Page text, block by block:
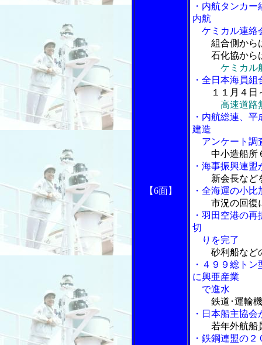
【6面】
・内航タンカ
内航
ケミカル連絡
組合側から
石化協からは
ケミカル
・全日本海員
１１月４
高速道路
・内航総連、
建造
アンケート調
中小造船所
・海事振興連
新会長など
・全海運の小
市況の回復
・羽田空港の
切
りを完了
砂利船など
・４９９総ト
に興亜産業
で進水
鉄道･運輸
・日本船主協
若年外航船
・鉄鋼連盟の